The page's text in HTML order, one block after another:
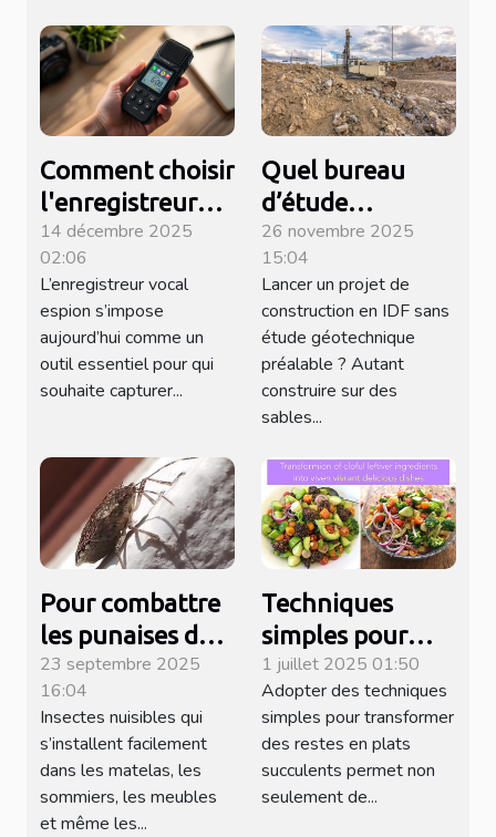
Comment choisir
l'enregistreur
vocal espion
adapté à vos
besoins ?
14 décembre 2025
02:06
L’enregistreur vocal
espion s’impose
aujourd’hui comme un
outil essentiel pour qui
souhaite capturer...
Quel bureau
d’étude
contacter pour
mener des
missions
géotechniques
en Île-de-France
?
26 novembre 2025
15:04
Lancer un projet de
construction en IDF sans
étude géotechnique
préalable ? Autant
construire sur des
sables...
Pour combattre
les punaises de
lit à Marseille,
contactez cette
entreprise !
23 septembre 2025
16:04
Insectes nuisibles qui
s’installent facilement
dans les matelas, les
sommiers, les meubles
et même les...
Techniques
simples pour
transformer des
restes en plats
succulents
1 juillet 2025 01:50
Adopter des techniques
simples pour transformer
des restes en plats
succulents permet non
seulement de...